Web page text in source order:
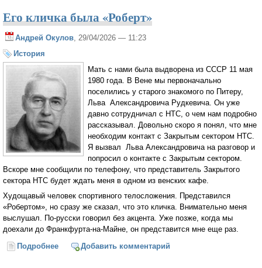
Его кличка была «Роберт»
Андрей Окулов, 29/04/2026 — 11:23
История
Мать с нами была выдворена из СССР 11 мая
1980 года. В Вене мы первоначально
поселились у старого знакомого по Питеру,
Льва Александровича Рудкевича. Он уже
давно сотрудничал с НТС, о чем нам подробно
рассказывал. Довольно скоро я понял, что мне
необходим контакт с Закрытым сектором НТС.
Я вызвал Льва Александровича на разговор и
попросил о контакте с Закрытым сектором.
Вскоре мне сообщили по телефону, что представитель Закрытого
сектора НТС будет ждать меня в одном из венских кафе.
Худощавый человек спортивного телосложения. Представился
«Робертом», но сразу же сказал, что это кличка. Внимательно меня
выслушал. По-русски говорил без акцента. Уже позже, когда мы
доехали до Франкфурта-на-Майне, он представится мне еще раз.
Подробнее о Его кличка была «Роберт»
Добавить комментарий